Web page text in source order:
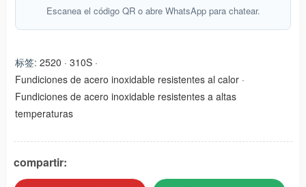
Escanea el código QR o abre WhatsApp para chatear.
标签: 2520 · 310S ·
Fundiciones de acero inoxidable resistentes al calor ·
Fundiciones de acero inoxidable resistentes a altas
temperaturas
compartir: